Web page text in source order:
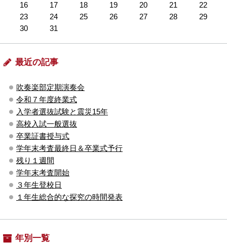
16
17 18 19 20 21
22
23
24 25 26 27 28
29
30
31
最近の記事
吹奏楽部定期演奏会
令和７年度終業式
入学者選抜試験と震災15年
高校入試一般選抜
卒業証書授与式
学年末考査最終日＆卒業式予行
残り１週間
学年末考査開始
３年生登校日
１年生総合的な探究の時間発表
年別一覧